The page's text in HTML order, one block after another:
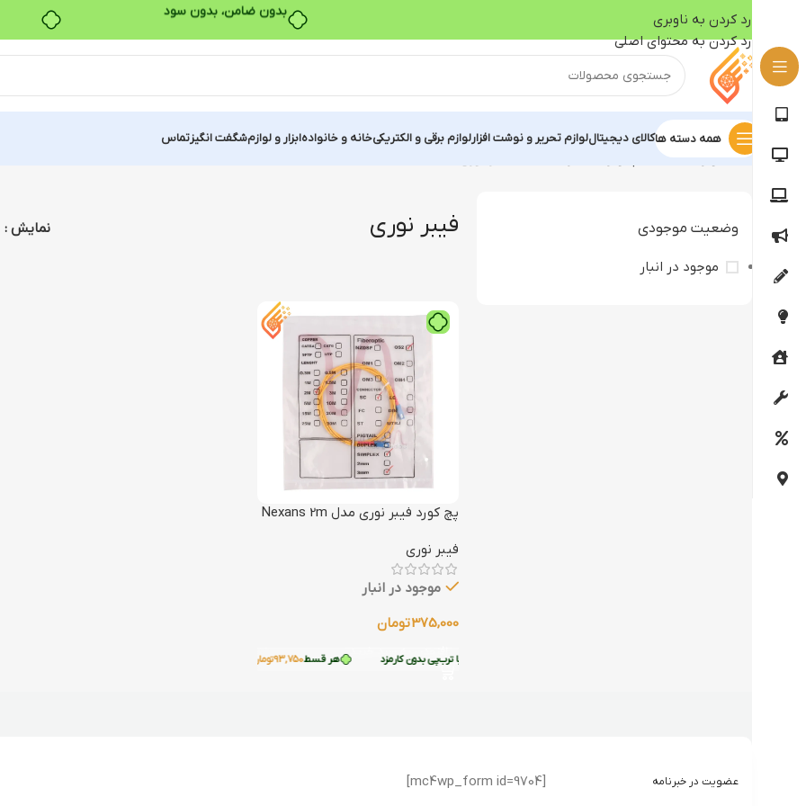
بدون ضامن، بدون سود
رد کردن به ناوبری
رد کردن به محتوای اصلی
همه دسته هاکالای دیجیتاللوازم تحریر و نوشت افزارلوازم برقی و الکتریکیخانه و خانوادهابزار و لوازمشگفت انگیزتماس
خانه لوازم جانبی کامپیوتر
وضعیت موجودی
موجود در انبار
فیبر نوری نمایش
هر قسط93,750تومان خرید قسطی با ترب‌پی بدون کارمزد
پچ کورد فیبر نوری مدل Nexans 2m
فیبر نوری
موجود در انبار
375,000تومان
افزودن به سبد خرید
عضویت در خبرنامه [mc4wp_form id=9704]